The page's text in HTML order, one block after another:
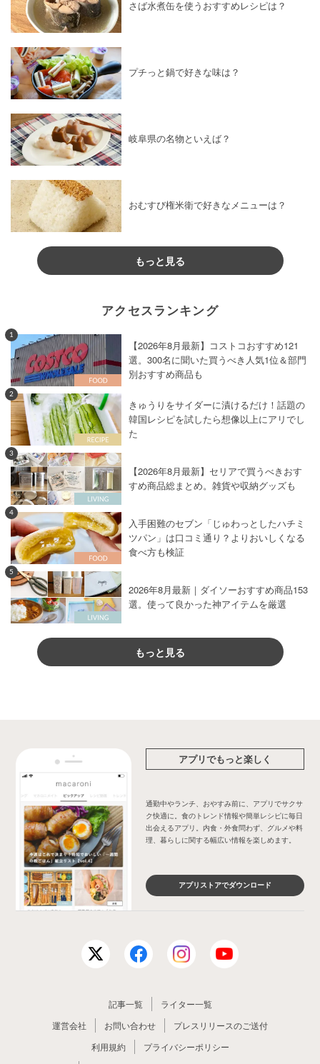
さば水煮缶を使うおすすめレシピは？
プチっと鍋で好きな味は？
岐阜県の名物といえば？
おむすび権米衛で好きなメニューは？
もっと見る
アクセスランキング
1
【2026年8月最新】コストコおすすめ121
選。300名に聞いた買うべき人気1位＆部門
別おすすめ商品も
2
きゅうりをサイダーに漬けるだけ！話題の
韓国レシピを試したら想像以上にアリでし
た
3
【2026年8月最新】セリアで買うべきおす
すめ商品総まとめ。雑貨や収納グッズも
4
入手困難のセブン「じゅわっとしたハチミ
ツパン」は口コミ通り？よりおいしくなる
食べ方も検証
5
2026年8月最新｜ダイソーおすすめ商品153
選。使って良かった神アイテムを厳選
もっと見る
アプリでもっと楽しく
通勤中やランチ、おやすみ前に、アプリでサクサ
ク快適に。食のトレンド情報や簡単レシピに毎日
出会えるアプリ。内食・外食問わず、グルメや料
理、暮らしに関する幅広い情報を楽しめます。
アプリストアでダウンロード
記事一覧
ライター一覧
運営会社
お問い合わせ
プレスリリースのご送付
利用規約
プライバシーポリシー